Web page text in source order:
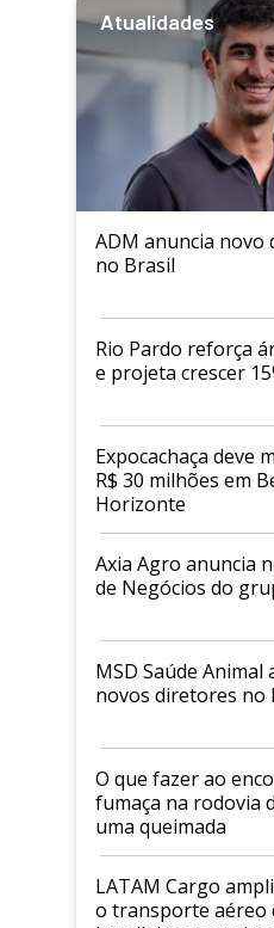
Atualidades
ADM anuncia novo
no Brasil
Rio Pardo reforça
e projeta crescer
Expocachaça deve
R$ 30 milhões em
Horizonte
Axia Agro anuncia
de Negócios do
MSD Saúde Animal
novos diretores no
O que fazer ao
fumaça na rodovia
uma queimada
LATAM Cargo
o transporte aéreo